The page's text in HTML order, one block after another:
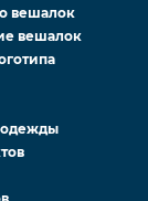
вешалок
вешалок
одежды